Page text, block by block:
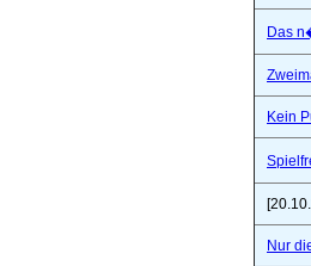
Das
Kein
Nur